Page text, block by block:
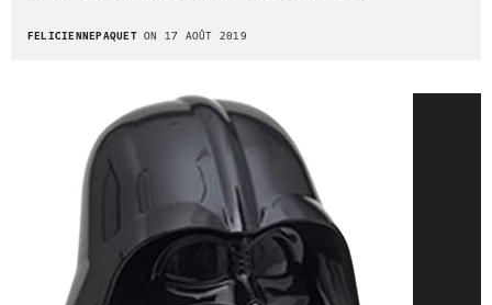
FELICIENNEPAQUETON 17 AOÛT 2019